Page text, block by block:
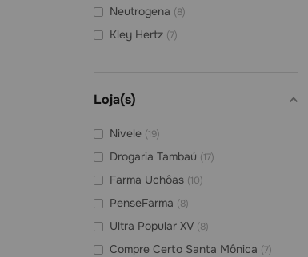
Neutrogena (8)
Kley Hertz (7)
Protex
Cimed ( 4)
Loja(s)
Nivele (19)
Drogaria Tambaú (17)
Farma Uchôas (10)
PenseFarma (8)
Ultra Popular XV (8)
Compre Certo Santa Mônica (7)